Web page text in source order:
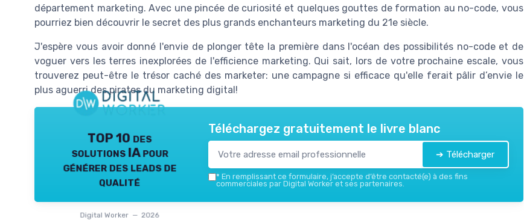
département marketing. Avec une pincée de curiosité et quelques gouttes de formation au no-code, vous
pourriez bien découvrir le secret des plus grands enchanteurs marketing du 21e siècle.
J'espère vous avoir donné l'envie de plonger tête la première dans l'océan des possibilités no-code et de
voguer vers les terres inexplorées de l'efficience marketing. Qui sait, lors de votre prochaine escale, vous
trouverez peut-être le trésor caché des marketer: une campagne si efficace qu'elle ferait pâlir d’envie le
plus aguerri des pirates du marketing digital!
TOP 10 des
solutions IA pour
générer des leads de
qualité
Digital Worker — 2026
Téléchargez gratuitement le livre blanc
➔ Télécharger
* En remplissant ce formulaire, j’accepte d’être contacté(e) à des fins
commerciales par Digital Worker et ses partenaires.